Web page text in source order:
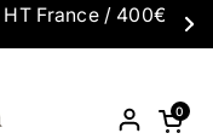
France / 400€
Ouvrir le
0